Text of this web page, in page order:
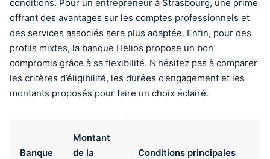
conditions. Pour un entrepreneur à Strasbourg, une prime
offrant des avantages sur les comptes professionnels et
des services associés sera plus adaptée. Enfin, pour des
profils mixtes, la banque Helios propose un bon
compromis grâce à sa flexibilité. N’hésitez pas à comparer
les critères d’éligibilité, les durées d’engagement et les
montants proposés pour faire un choix éclairé.
Banque
Montant
de la
Conditions principales